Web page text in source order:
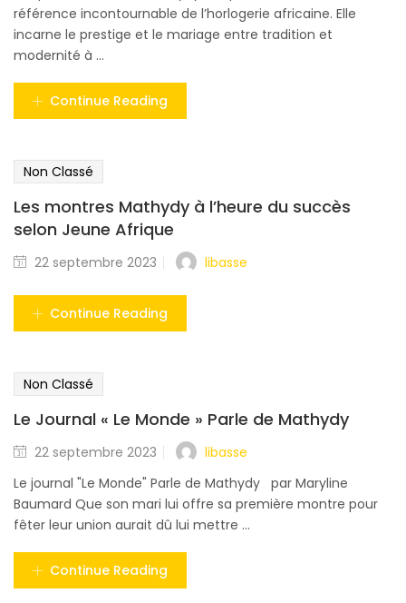
référence incontournable de l’horlogerie africaine. Elle
incarne le prestige et le mariage entre tradition et
modernité à ...
Continue Reading
Non Classé
Les montres Mathydy à l’heure du succès
selon Jeune Afrique
22 septembre 2023 libasse
Continue Reading
Non Classé
Le Journal « Le Monde » Parle de Mathydy
22 septembre 2023
libasse
Le journal "Le Monde" Parle de Mathydy par Maryline
Baumard Que son mari lui offre sa première montre pour
fêter leur union aurait dû lui mettre ...
Continue Reading